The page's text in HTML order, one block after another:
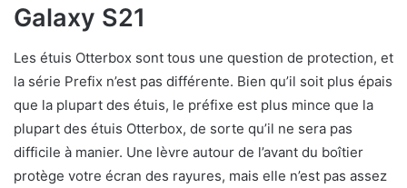
Galaxy S21
Les étuis Otterbox sont tous une question de protection, et
la série Prefix n’est pas différente. Bien qu’il soit plus épais
que la plupart des étuis, le préfixe est plus mince que la
plupart des étuis Otterbox, de sorte qu’il ne sera pas
difficile à manier. Une lèvre autour de l’avant du boîtier
protège votre écran des rayures, mais elle n’est pas assez